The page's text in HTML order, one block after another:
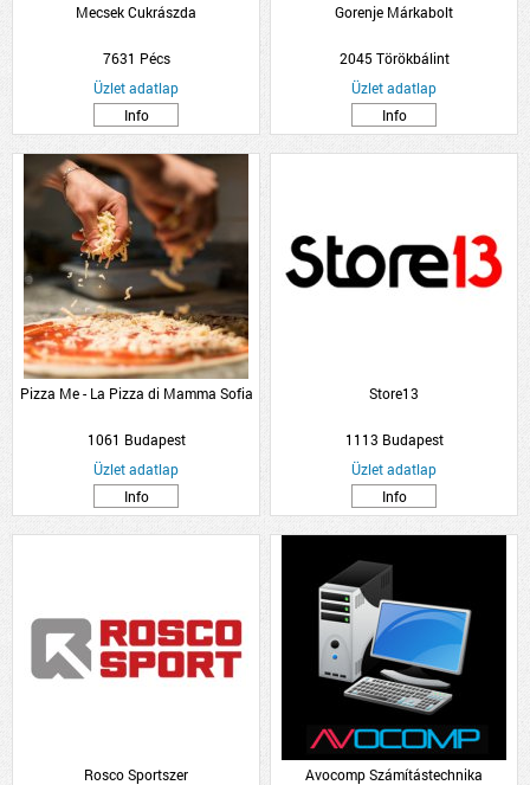
Mecsek Cukrászda
7631 Pécs
Üzlet adatlap
Info
Gorenje Márkabolt
2045 Törökbálint
Üzlet adatlap
Info
Pizza Me - La Pizza di Mamma Sofia
1061 Budapest
Üzlet adatlap
Info
Store13
1113 Budapest
Üzlet adatlap
Info
Rosco Sportszer Avocomp Számítástechnika